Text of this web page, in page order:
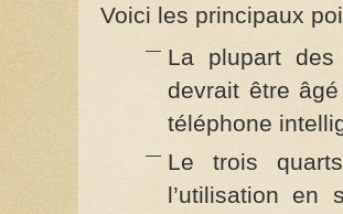
Voici les principaux
La plupart des
devrait être
téléphone
Le trois
l’utilisation en